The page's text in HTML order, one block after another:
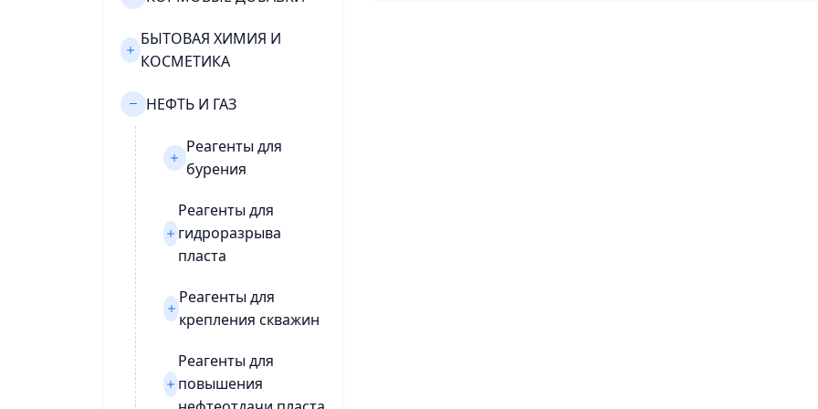
БЫТОВАЯ ХИМИЯ И
КОСМЕТИКА
НЕФТЬ И ГАЗ
Реагенты для
бурения
Реагенты для
гидроразрыва
пласта
Реагенты для
крепления скважин
Реагенты для
повышения